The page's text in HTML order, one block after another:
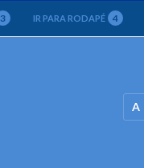
3 IR PARA RODAPÉ 4
A